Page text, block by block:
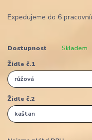
Expedujeme do 6
Dostupnost Skladem
Židle č.1
Židle č.2